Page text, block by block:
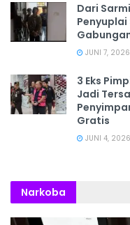
Dari
Penyuplai
JUNI 7, 2026
3 Eks
Jadi
Gratis
JUNI 4, 2026
Narkoba